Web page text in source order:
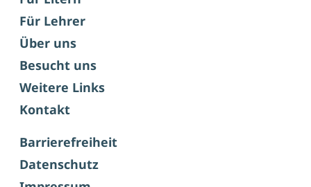
Für Lehrer
Über uns
Besucht uns
Weitere Links
Kontakt
Barrierefreiheit
Datenschutz